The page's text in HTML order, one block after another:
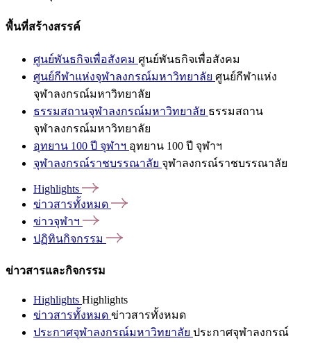
พื้นที่สร้างสรรค์
ศูนย์พันธกิจเพื่อสังคม ศูนย์พันธกิจเพื่อสังคม
ศูนย์กีฬาแห่งจุฬาลงกรณ์มหาวิทยาลัย ศูนย์กีฬาแห่ง
จุฬาลงกรณ์มหาวิทยาลัย
ธรรมสถานจุฬาลงกรณ์มหาวิทยาลัย ธรรมสถาน
จุฬาลงกรณ์มหาวิทยาลัย
อุทยาน 100 ปี จุฬาฯ อุทยาน 100 ปี จุฬาฯ
จุฬาลงกรณ์ราชบรรณาลัย จุฬาลงกรณ์ราชบรรณาลัย
Highlights
ข่าวสารทั้งหมด
ข่าวจุฬาฯ
ปฏิทินกิจกรรม
ข่าวสารและกิจกรรม
Highlights Highlights
ข่าวสารทั้งหมด ข่าวสารทั้งหมด
ประกาศจุฬาลงกรณ์มหาวิทยาลัย ประกาศจุฬาลงกรณ์